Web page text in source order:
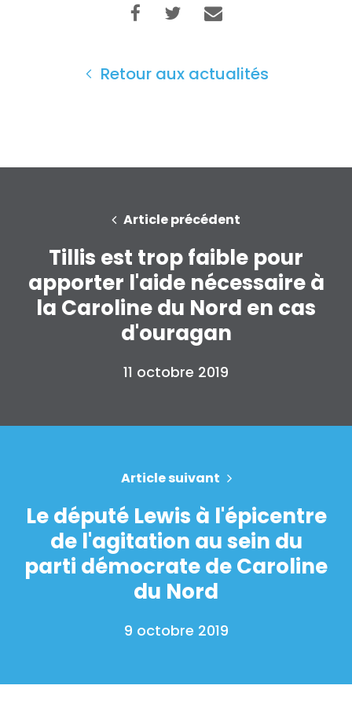
Retour aux actualités
Article précédent
Tillis est trop faible pour
apporter l'aide nécessaire à
la Caroline du Nord en cas
d'ouragan
11 octobre 2019
Article suivant
Le député Lewis à l'épicentre
de l'agitation au sein du
parti démocrate de Caroline
du Nord
9 octobre 2019